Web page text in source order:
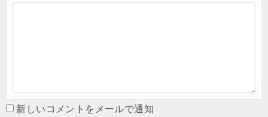
新しいコメントをメールで通知